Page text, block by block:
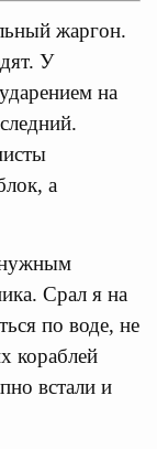
жаргон.
У
на
а
нужным
Срал я на
по воде, не
кораблей
встали и